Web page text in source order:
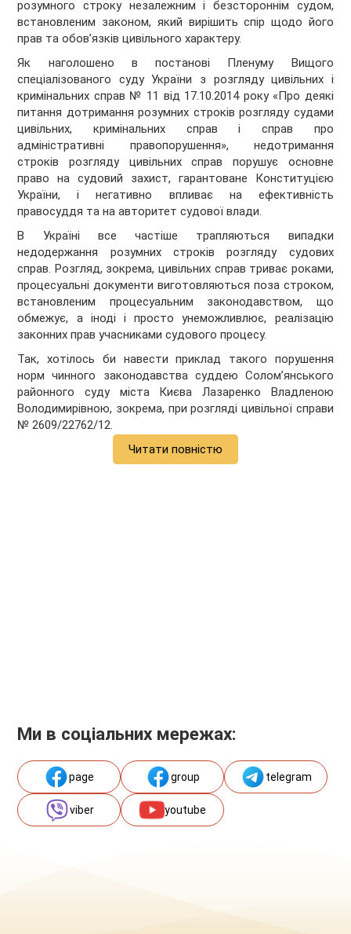
розумного строку незалежним і безстороннім судом,
встановленим законом, який вирішить спір щодо його
прав та обов’язків цивільного характеру.
Як наголошено в постанові Пленуму Вищого
спеціалізованого суду України з розгляду цивільних і
кримінальних справ № 11 від 17.10.2014 року «Про деякі
питання дотримання розумних строків розгляду судами
цивільних, кримінальних справ і справ про
адміністративні правопорушення», недотримання
строків розгляду цивільних справ порушує основне
право на судовий захист, гарантоване Конституцією
України, і негативно впливає на ефективність
правосуддя та на авторитет судової влади.
В Україні все частіше трапляються випадки
недодержання розумних строків розгляду судових
справ. Розгляд, зокрема, цивільних справ триває роками,
процесуальні документи виготовляються поза строком,
встановленим процесуальним законодавством, що
обмежує, а іноді і просто унеможливлює, реалізацію
законних прав учасниками судового процесу.
Так, хотілось би навести приклад такого порушення
норм чинного законодавства суддею Солом’янського
районного суду міста Києва Лазаренко Владленою
Володимирівною, зокрема, при розгляді цивільної справи
№ 2609/22762/12.
Читати повністю
Ми в соціальних мережах:
page group telegram
viber youtube